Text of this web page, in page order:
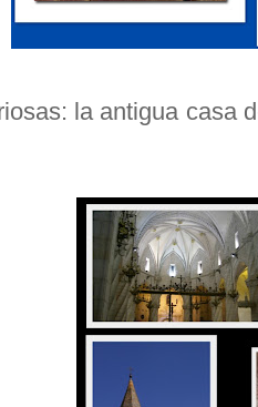
la antigua casa